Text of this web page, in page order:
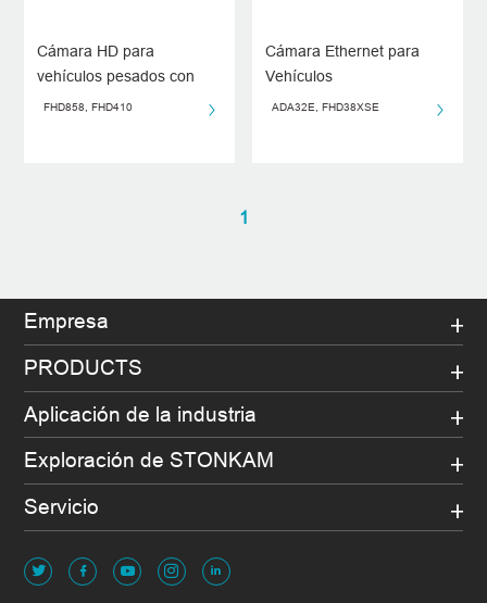
Cámara HD para
vehículos pesados con
visión trasera y lateral
FHD858, FHD410
Cámara Ethernet para
Vehículos
ADA32E, FHD38XSE
1
Empresa
PRODUCTS
Aplicación de la industria
Exploración de STONKAM
Servicio